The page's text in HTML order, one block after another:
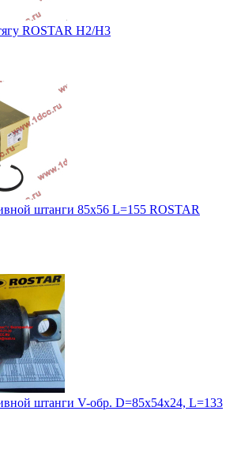
ROSTAR H2/H3
штанги 85х56 L=155 ROSTAR
штанги V-обр. D=85x54x24, L=133